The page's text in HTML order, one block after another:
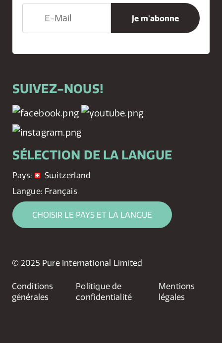
SUIVEZ-NOUS!
SÉLECTION DE LA LANGUE
Pays:
Switzerland
Langue: Français
CHOISIR LE PAYS ET LA LANGUE
© 2025 Pure International Limited
Conditions
générales
Politique de
confidentialité
Mentions
légales